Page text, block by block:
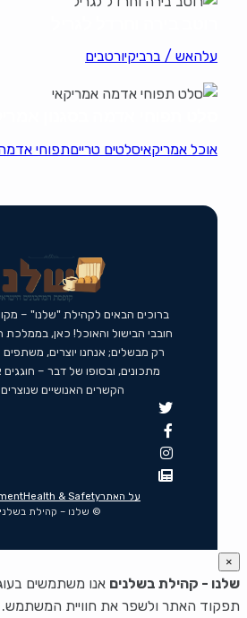
עלהאש / ברביקיורטבים
אוכל אמריקאיסלטים טרייםתפוחי
ברוכים הבאים לקהילת "שלנו" –
חובבי הבישול והאוכל! כאן,
רק מבשלים; אנחנו יוצרים, משתפים
מתכונים, ובסופו של דבר –
הקשרים האנושיים שנוצרים
על האתרHealth & Safety
© שלנו – קהילת
×
שלנו - קהילת בשלנים אנו משתמשים
תפקוד האתר ולשפר את חוויית המשתמש.